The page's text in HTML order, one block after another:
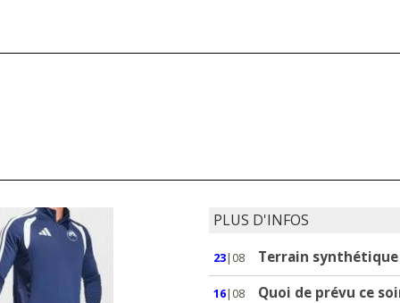
PLUS D'INFOS
23|08 Terrain
16|08 Quoi de prévu ce